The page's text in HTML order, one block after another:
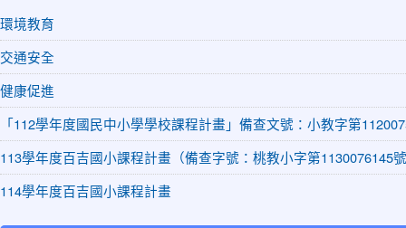
環境教育
交通安全
健康促進
「112學年度國民中小學學校課程計畫」備查文號：小教字第
113學年度百吉國小課程計畫（備查字號：桃教小字第1130076145
114學年度百吉國小課程計畫